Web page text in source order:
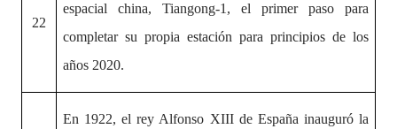
22
espacial china, Tiangong-1, el primer paso para
completar su propia estación para principios de los
años 2020.
En 1922, el rey Alfonso XIII de España inauguró la